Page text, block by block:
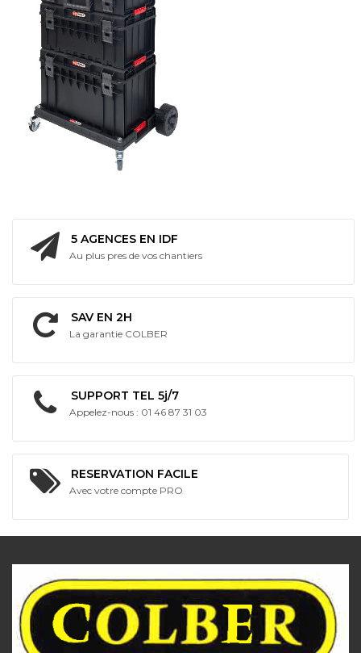
5 AGENCES EN IDF
Au plus pres de vos chantiers
SAV EN 2H
La garantie COLBER
SUPPORT TEL 5j/7
Appelez-nous : 01 46 87 31 03
RESERVATION FACILE
Avec votre compte PRO